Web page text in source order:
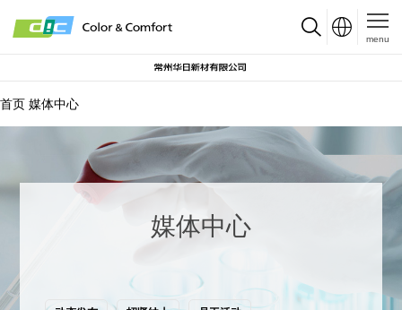
menu
首页 媒体中心
媒体中心